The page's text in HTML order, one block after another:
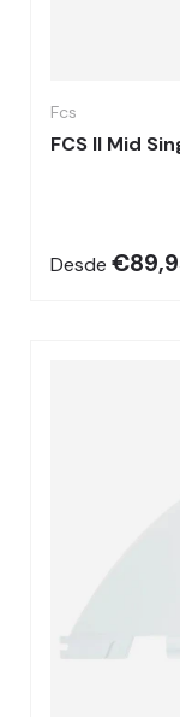
Fcs
FCS II Mid
Desde